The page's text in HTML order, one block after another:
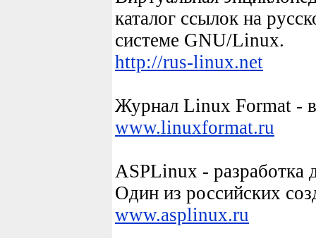
каталог ссылок на
системе GNU/Linux.
http://rus-linux.net
Журнал Linux Format -
www.linuxformat.ru
ASPLinux - разработка
Один из российских
www.asplinux.ru